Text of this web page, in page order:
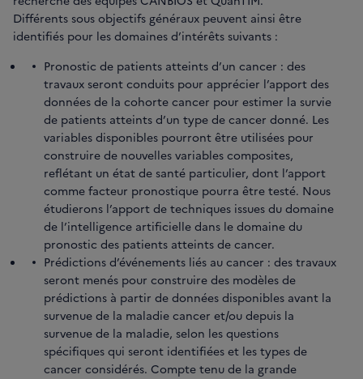
Différents sous objectifs généraux peuvent ainsi être
identifiés pour les domaines d’intérêts suivants :
Pronostic de patients atteints d’un cancer : des
travaux seront conduits pour apprécier l’apport des
données de la cohorte cancer pour estimer la survie
de patients atteints d’un type de cancer donné. Les
variables disponibles pourront être utilisées pour
construire de nouvelles variables composites,
reflétant un état de santé particulier, dont l’apport
comme facteur pronostique pourra être testé. Nous
étudierons l’apport de techniques issues du domaine
de l’intelligence artificielle dans le domaine du
pronostic des patients atteints de cancer.
Prédictions d’événements liés au cancer : des travaux
seront menés pour construire des modèles de
prédictions à partir de données disponibles avant la
survenue de la maladie cancer et/ou depuis la
survenue de la maladie, selon les questions
spécifiques qui seront identifiées et les types de
cancer considérés. Compte tenu de la grande